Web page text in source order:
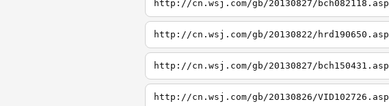
http://cn.wsj.com/gb/20130827/bch082118.asp
http://cn.wsj.com/gb/20130822/hrd190650.asp
http://cn.wsj.com/gb/20130827/bch150431.asp
http://cn.wsj.com/gb/20130826/VID102726.asp